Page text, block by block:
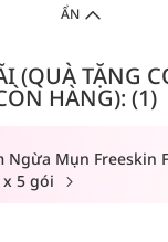
ẨN
(QUÀ TẶNG
HÀNG): (1)
Ngừa Mụn Freeskin
5 gói